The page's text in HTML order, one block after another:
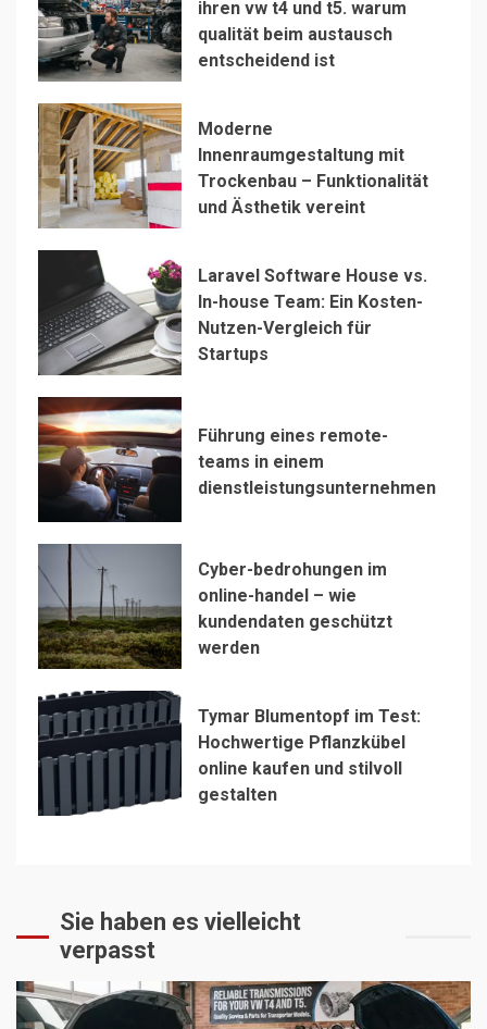
ihren vw t4 und t5. warum
qualität beim austausch
entscheidend ist
Moderne
Innenraumgestaltung mit
Trockenbau – Funktionalität
und Ästhetik vereint
Laravel Software House vs.
In-house Team: Ein Kosten-
Nutzen-Vergleich für
Startups
Führung eines remote-
teams in einem
dienstleistungsunternehmen
Cyber-bedrohungen im
online-handel – wie
kundendaten geschützt
werden
Tymar Blumentopf im Test:
Hochwertige Pflanzkübel
online kaufen und stilvoll
gestalten
Sie haben es vielleicht
verpasst